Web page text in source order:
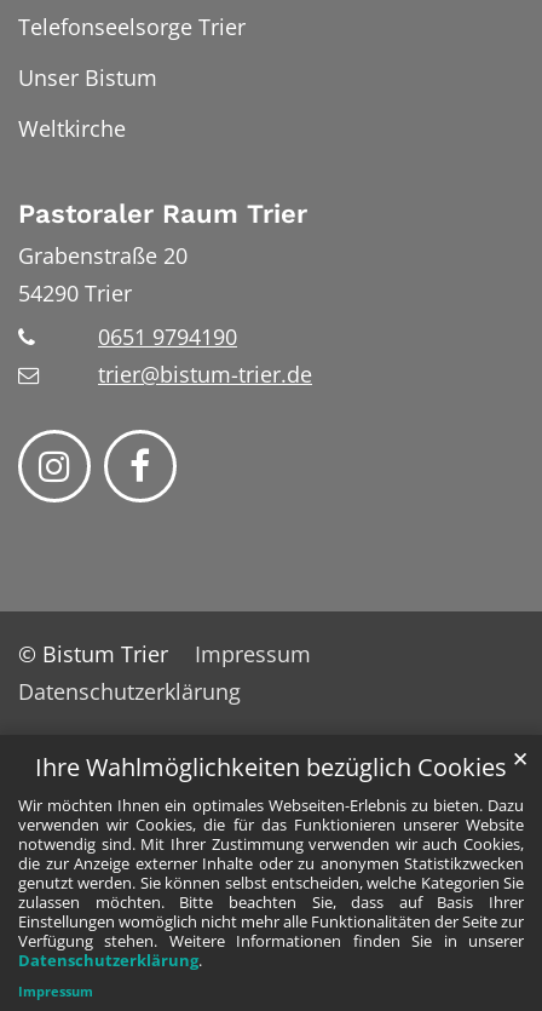
Ihre Wahlmöglichkeiten bezüglich Cookies
Wir möchten Ihnen ein optimales Webseiten-Erlebnis zu bieten. Dazu
verwenden wir Cookies, die für das Funktionieren unserer Website
notwendig sind. Mit Ihrer Zustimmung verwenden wir auch Cookies,
die zur Anzeige externer Inhalte oder zu anonymen Statistikzwecken
genutzt werden. Sie können selbst entscheiden, welche Kategorien Sie
zulassen möchten. Bitte beachten Sie, dass auf Basis Ihrer
Einstellungen womöglich nicht mehr alle Funktionalitäten der Seite zur
Verfügung stehen. Weitere Informationen finden Sie in unserer
Datenschutzerklärung.
✕
Impressum
Telefonseelsorge Trier
Unser Bistum
Weltkirche
Pastoraler Raum Trier
Grabenstraße 20
54290 Trier
0651 9794190
trier@bistum-trier.de
© Bistum Trier
Impressum
Datenschutzerklärung